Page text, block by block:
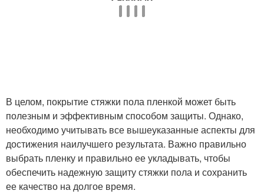
В целом, покрытие стяжки пола пленкой может быть
полезным и эффективным способом защиты. Однако,
необходимо учитывать все вышеуказанные аспекты для
достижения наилучшего результата. Важно правильно
выбрать пленку и правильно ее укладывать, чтобы
обеспечить надежную защиту стяжки пола и сохранить
ее качество на долгое время.